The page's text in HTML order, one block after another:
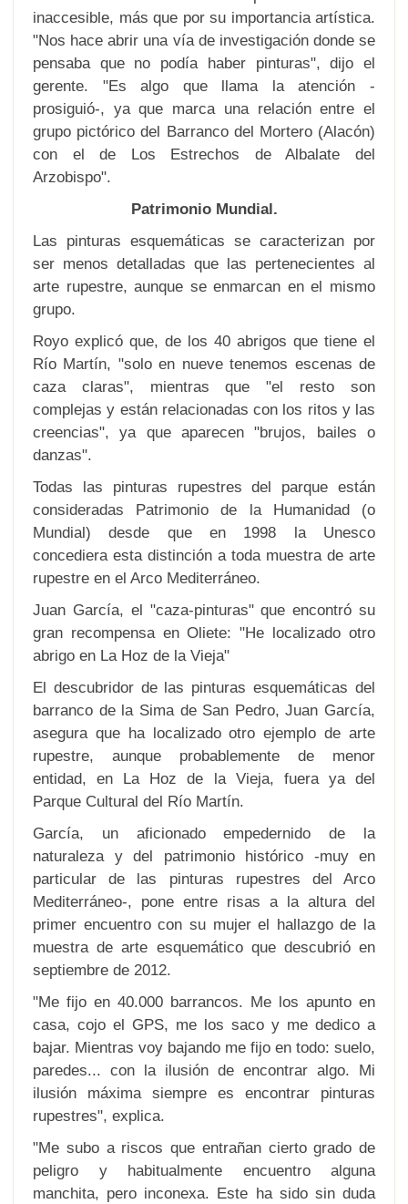
inaccesible, más que por su importancia artística.
"Nos hace abrir una vía de investigación donde se
pensaba que no podía haber pinturas", dijo el
gerente. "Es algo que llama la atención -
prosiguió-, ya que marca una relación entre el
grupo pictórico del Barranco del Mortero (Alacón)
con el de Los Estrechos de Albalate del
Arzobispo".
Patrimonio Mundial.
Las pinturas esquemáticas se caracterizan por
ser menos detalladas que las pertenecientes al
arte rupestre, aunque se enmarcan en el mismo
grupo.
Royo explicó que, de los 40 abrigos que tiene el
Río Martín, "solo en nueve tenemos escenas de
caza claras", mientras que "el resto son
complejas y están relacionadas con los ritos y las
creencias", ya que aparecen "brujos, bailes o
danzas".
Todas las pinturas rupestres del parque están
consideradas Patrimonio de la Humanidad (o
Mundial) desde que en 1998 la Unesco
concediera esta distinción a toda muestra de arte
rupestre en el Arco Mediterráneo.
Juan García, el "caza-pinturas" que encontró su
gran recompensa en Oliete: "He localizado otro
abrigo en La Hoz de la Vieja"
El descubridor de las pinturas esquemáticas del
barranco de la Sima de San Pedro, Juan García,
asegura que ha localizado otro ejemplo de arte
rupestre, aunque probablemente de menor
entidad, en La Hoz de la Vieja, fuera ya del
Parque Cultural del Río Martín.
García, un aficionado empedernido de la
naturaleza y del patrimonio histórico -muy en
particular de las pinturas rupestres del Arco
Mediterráneo-, pone entre risas a la altura del
primer encuentro con su mujer el hallazgo de la
muestra de arte esquemático que descubrió en
septiembre de 2012.
"Me fijo en 40.000 barrancos. Me los apunto en
casa, cojo el GPS, me los saco y me dedico a
bajar. Mientras voy bajando me fijo en todo: suelo,
paredes... con la ilusión de encontrar algo. Mi
ilusión máxima siempre es encontrar pinturas
rupestres", explica.
"Me subo a riscos que entrañan cierto grado de
peligro y habitualmente encuentro alguna
manchita, pero inconexa. Este ha sido sin duda